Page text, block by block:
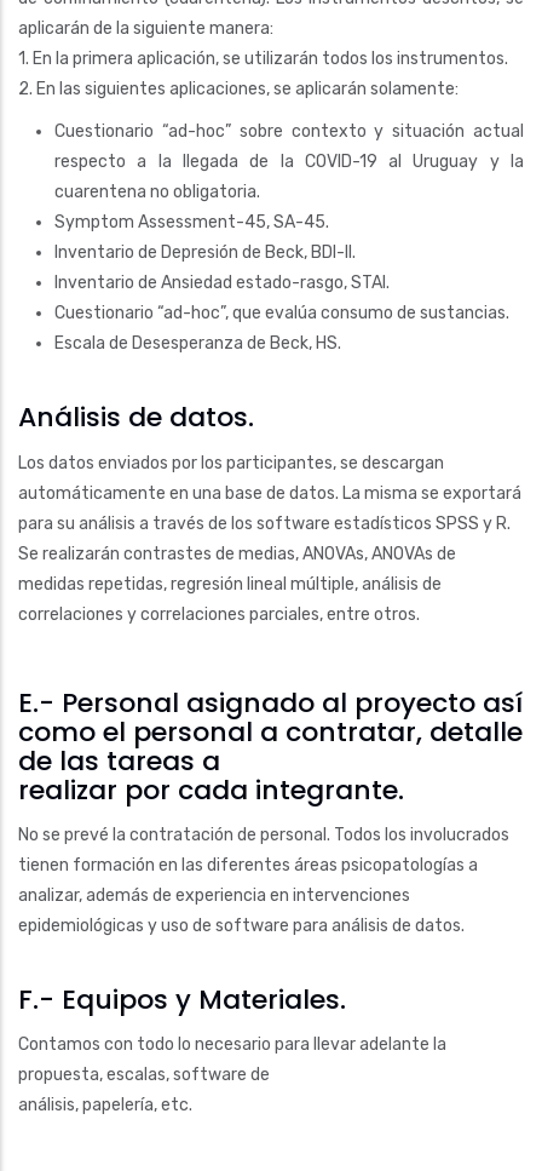
aplicarán de la siguiente manera:
1. En la primera aplicación, se utilizarán todos los instrumentos.
2. En las siguientes aplicaciones, se aplicarán solamente:
Cuestionario “ad-hoc” sobre contexto y situación actual
respecto a la llegada de la COVID-19 al Uruguay y la
cuarentena no obligatoria.
Symptom Assessment-45, SA-45.
Inventario de Depresión de Beck, BDI-II.
Inventario de Ansiedad estado-rasgo, STAI.
Cuestionario “ad-hoc”, que evalúa consumo de sustancias.
Escala de Desesperanza de Beck, HS.
Análisis de datos.
Los datos enviados por los participantes, se descargan
automáticamente en una base de datos. La misma se exportará
para su análisis a través de los software estadísticos SPSS y R.
Se realizarán contrastes de medias, ANOVAs, ANOVAs de
medidas repetidas, regresión lineal múltiple, análisis de
correlaciones y correlaciones parciales, entre otros.
E.- Personal asignado al proyecto así
como el personal a contratar, detalle
de las tareas a
realizar por cada integrante.
No se prevé la contratación de personal. Todos los involucrados
tienen formación en las diferentes áreas psicopatologías a
analizar, además de experiencia en intervenciones
epidemiológicas y uso de software para análisis de datos.
F.- Equipos y Materiales.
Contamos con todo lo necesario para llevar adelante la
propuesta, escalas, software de
análisis, papelería, etc.